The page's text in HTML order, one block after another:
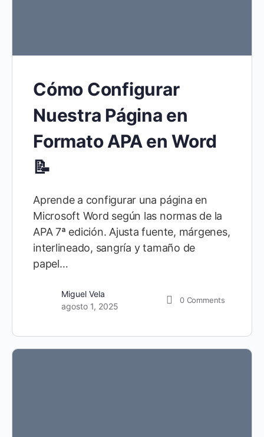
Cómo Configurar
Nuestra Página en
Formato APA en Word
📝
Aprende a configurar una página en
Microsoft Word según las normas de la
APA 7ª edición. Ajusta fuente, márgenes,
interlineado, sangría y tamaño de
papel…
Miguel Vela
agosto 1, 2025
0 Comments